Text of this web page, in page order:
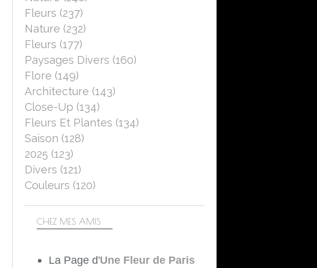
Fleurs (237)
Nature (232)
Fleurs (177)
Paysages Divers (160)
Flore (149)
Architecture (143)
Close-Up (134)
Fleurs Et Plantes (134)
Saison (128)
2025 (123)
Divers (121)
Couleurs (120)
CHEZ MES AMIS
La Page d'Une Fleur de Paris